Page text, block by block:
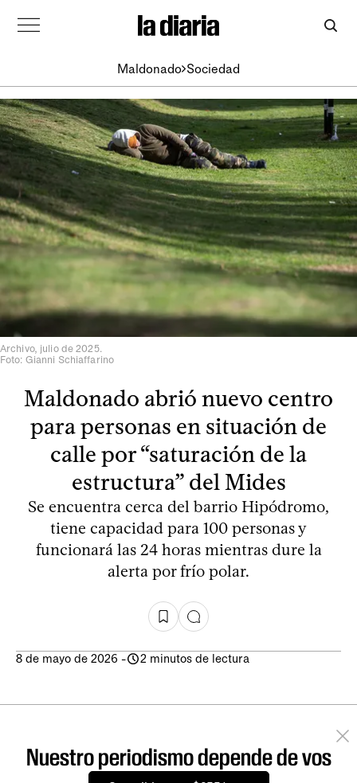
Maldonado Sociedad
Archivo, julio de 2025.
Foto: Gianni Schiaffarino
Maldonado abrió nuevo centro
para personas en situación de
calle por “saturación de la
estructura” del Mides
Se encuentra cerca del barrio Hipódromo,
tiene capacidad para 100 personas y
funcionará las 24 horas mientras dure la
alerta por frío polar.
8 de mayo de 2026 - 2 minutos de lectura
Nuestro periodismo depende de vos